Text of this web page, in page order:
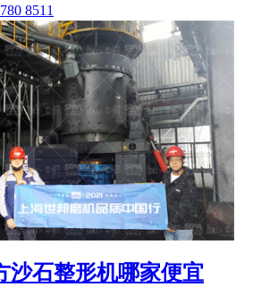
8511
沙石整形机哪家便宜